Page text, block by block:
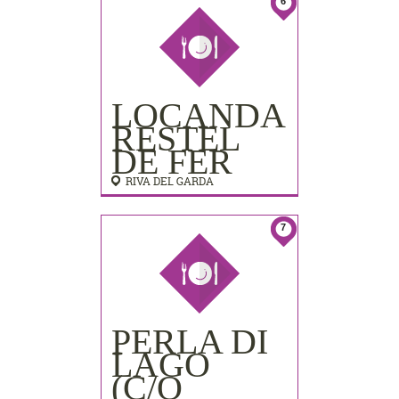
LOCANDA
RESTEL
DE FER
RIVA DEL GARDA
7
PERLA DI
LAGO
(C/O